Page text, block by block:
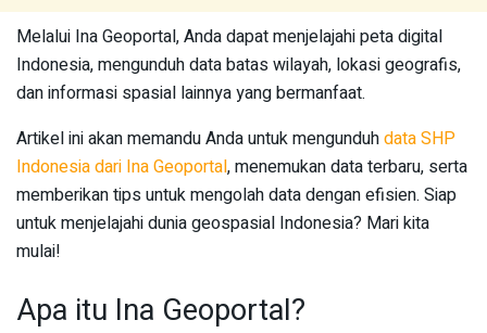
Melalui Ina Geoportal, Anda dapat menjelajahi peta digital
Indonesia, mengunduh data batas wilayah, lokasi geografis,
dan informasi spasial lainnya yang bermanfaat.
Artikel ini akan memandu Anda untuk mengunduhdata SHP
Indonesia dari Ina Geoportal, menemukan data terbaru, serta
memberikan tips untuk mengolah data dengan efisien. Siap
untuk menjelajahi dunia geospasial Indonesia? Mari kita
mulai!
Apa itu Ina Geoportal?